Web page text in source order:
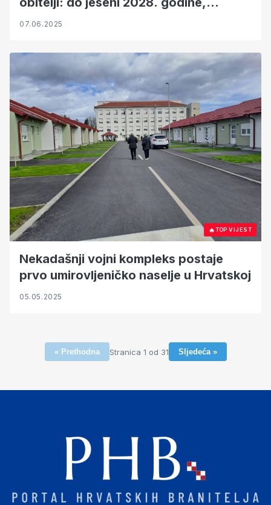
Hrvatska će imati ukupno devet
07.06.2025
🔥TOP VIJEST
Nekadašnji vojni kompleks postaje
prvo umirovljeničko naselje u Hrvatskoj
05.05.2025
« Prethodna Stranica 1 od 31 Sljedeća »